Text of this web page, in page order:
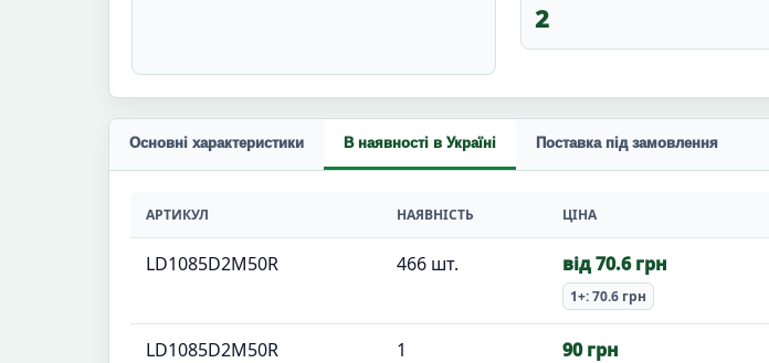
2
Основні характеристики В наявності в Україні Поставка під замовлення
АРТИКУЛ НАЯВНІСТЬ ЦІНА
LD1085D2M50R 466 шт. від 70.6 грн
1+: 70.6 грн
LD1085D2M50R 1 90 грн